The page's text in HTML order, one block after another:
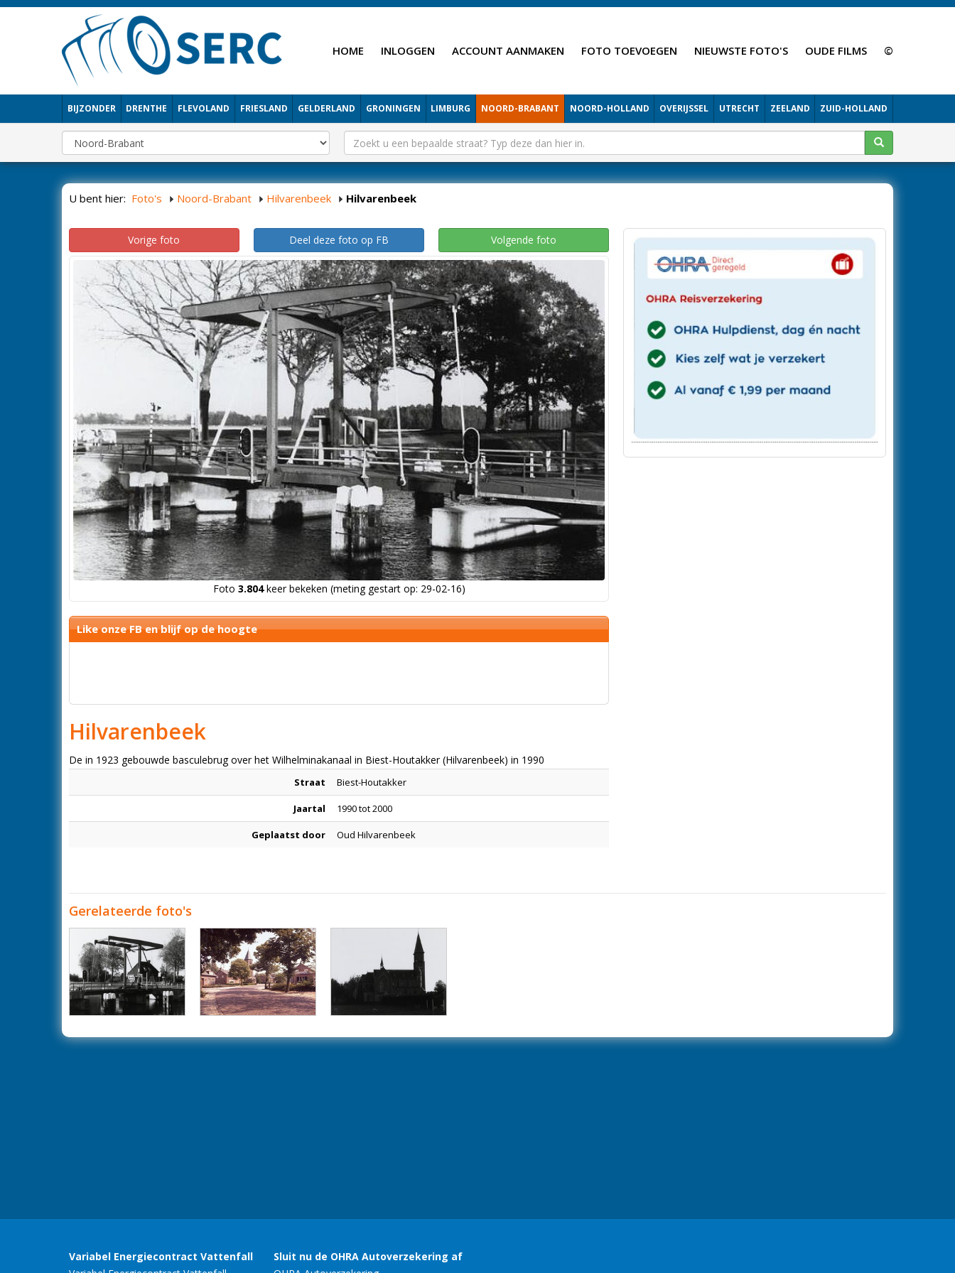
HOME INLOGGEN ACCOUNT AANMAKEN FOTO TOEVOEGEN NIEUWSTE FOTO'S OUDE FILMS ©
BIJZONDER DRENTHE FLEVOLAND FRIESLAND GELDERLAND GRONINGEN LIMBURG NOORD-BRABANT NOORD-HOLLAND OVERIJSSEL UTRECHT ZEELAND ZUID-HOLLAND
U bent hier: Foto's Noord-Brabant Hilvarenbeek Hilvarenbeek
Vorige foto Deel deze foto op FB Volgende foto
Foto 3.804keer bekeken (meting gestart op: 29-02-16)
Like onze FB en blijf op de hoogte
Hilvarenbeek
De in 1923 gebouwde basculebrug over het Wilhelminakanaal in Biest-Houtakker (Hilvarenbeek) in 1990
Straat Biest-Houtakker
Jaartal 1990 tot 2000
Geplaatst door Oud Hilvarenbeek
Gerelateerde foto's